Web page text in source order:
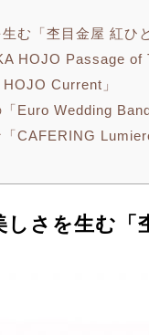
む「杢目金屋 紅ひ
HOJO Passage of
Current」
Euro Wedding Band
CAFERING
さを生む「